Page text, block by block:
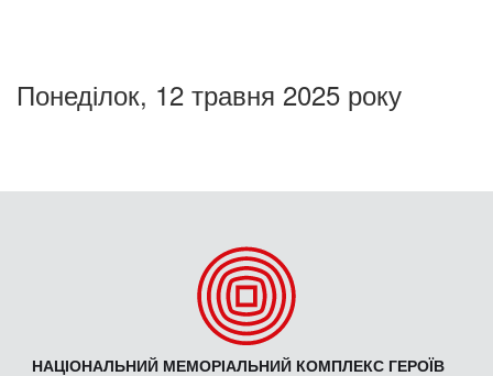
Понеділок, 12 травня 2025 року
НАЦІОНАЛЬНИЙ МЕМОРІАЛЬНИЙ КОМПЛЕКС ГЕРОЇВ